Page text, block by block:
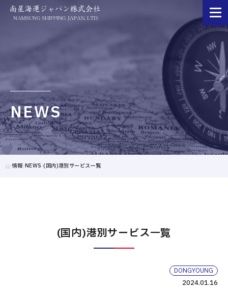
NEWS
情報 NEWS (国内)港別サービス一覧
(国内)港別サービス一覧
DONGYOUNG
2024.01.16